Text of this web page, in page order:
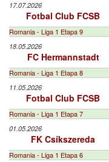
17.07.2026
Fotbal Club FCSB
Romania - Liga 1 Etapa 9
18.05.2026
FC Hermannstadt
Romania - Liga 1 Etapa 8
11.05.2026
Fotbal Club FCSB
Romania - Liga 1 Etapa 7
01.05.2026
FK Csíkszereda
Romania - Liga 1 Etapa 6